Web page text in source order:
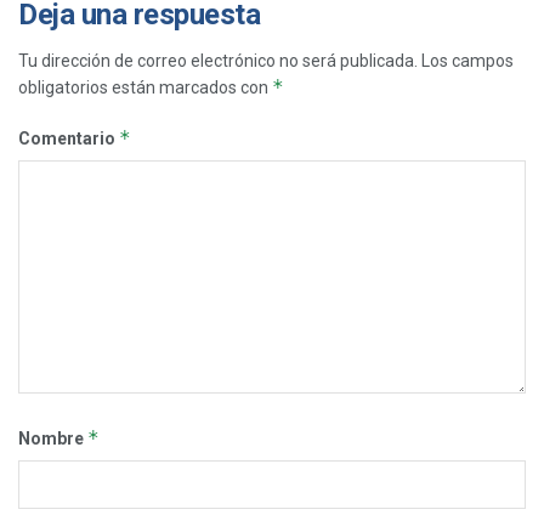
Deja una respuesta
Tu dirección de correo electrónico no será publicada.
Los campos
obligatorios están marcados con *
Comentario *
Nombre *